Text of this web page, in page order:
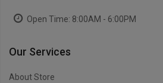
Open Time: 8:00AM - 6:00PM
Our Services
About Store